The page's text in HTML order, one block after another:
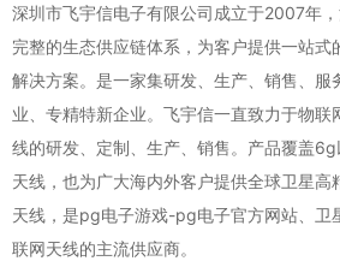
深圳市飞宇信电子有限公司成立于2007年
完整的生态供应链体系，为客户提供一站
解决方案。是一家集研发、生产、销售、服
业、专精特新企业。飞宇信一直致力于物联
线的研发、定制、生产、销售。产品覆盖
天线，也为广大海内外客户提供全球卫星高
天线，是pg电子游戏-pg电子官方网站 、
联网天线的主流供应商。